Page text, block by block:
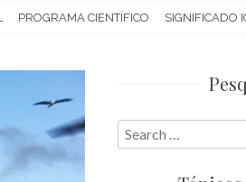
PROGRAMA CIENTÍFICO SIGNIFICADO
Search
for: